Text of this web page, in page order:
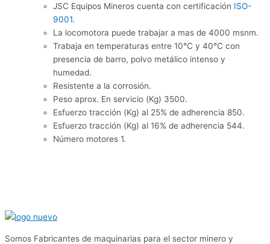
JSC Equipos Mineros cuenta con certificación ISO-
9001.
La locomotora puede trabajar a mas de 4000 msnm.
Trabaja en temperaturas entre 10°C y 40°C con
presencia de barro, polvo metálico intenso y
humedad.
Resistente a la corrosión.
Peso aprox. En servicio (Kg) 3500.
Esfuerzo tracción (Kg) al 25% de adherencia 850.
Esfuerzo tracción (Kg) al 16% de adherencia 544.
Número motores 1.
Somos Fabricantes de maquinarias para el sector minero y